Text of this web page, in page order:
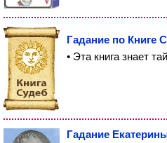
Гадание по Книге
• Эта книга знает
Гадание